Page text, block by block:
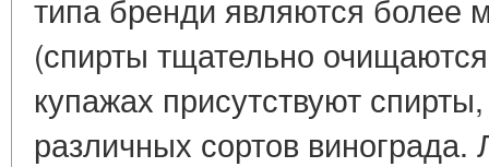
типа бренди являются более
(спирты тщательно
купажах присутствуют
различных сортов